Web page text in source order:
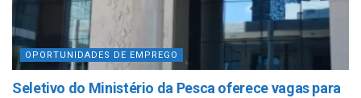
OPORTUNIDADES DE EMPREGO
Seletivo do Ministério da Pesca oferece vagas para